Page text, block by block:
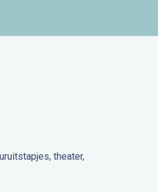
theater,